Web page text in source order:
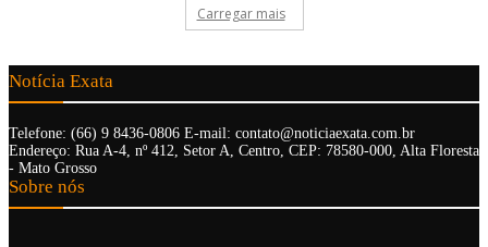
Carregar mais
Notícia Exata
Telefone: (66) 9 8436-0806 E-mail: contato@noticiaexata.com.br
Endereço: Rua A-4, nº 412, Setor A, Centro, CEP: 78580-000, Alta Floresta
- Mato Grosso
Sobre nós